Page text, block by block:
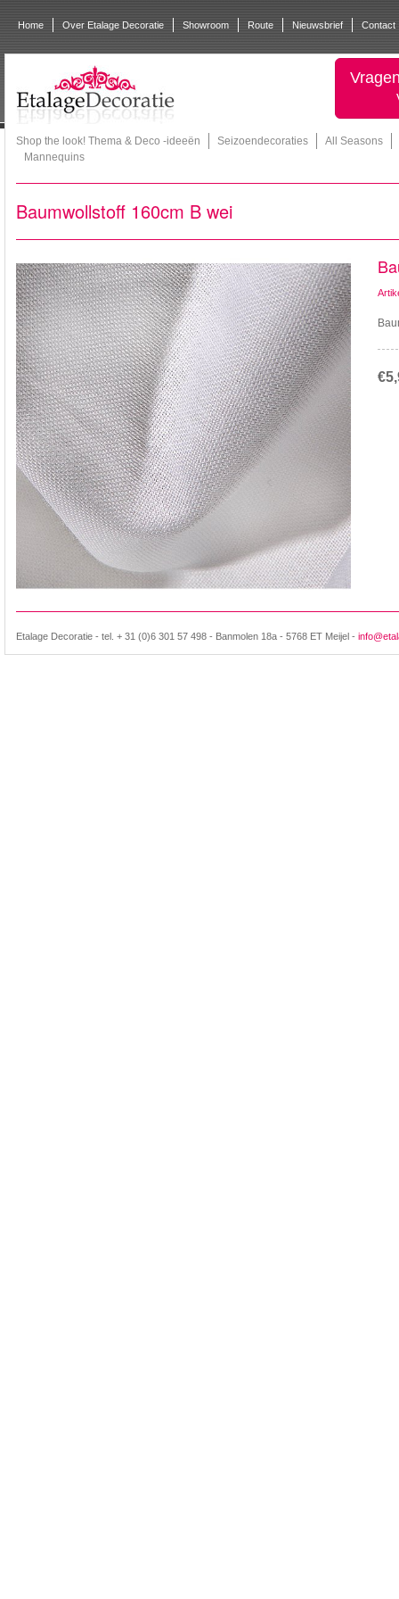
Home Over Etalage Decoratie Showroom Route Nieuwsbrief Contact
Shop the look! Thema & Deco -ideeën Seizoendecoraties
All Seasons
Mannequins
Baumwollstoff 160cm B wei
Etalage Decoratie - tel. + 31 (0)6 301 57 498 - Banmolen 18a - 5768 ET Meijel -